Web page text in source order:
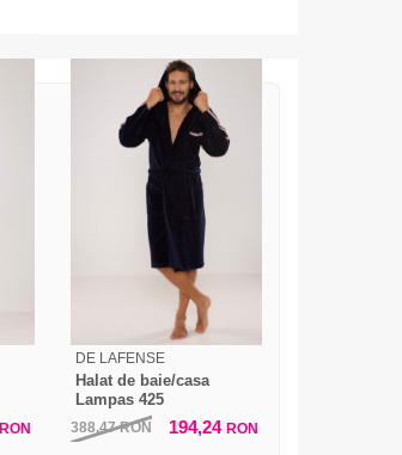
RON
DE LAFENSE
Halat de baie/casa
Lampas 425
388,47RON 194,24 RON